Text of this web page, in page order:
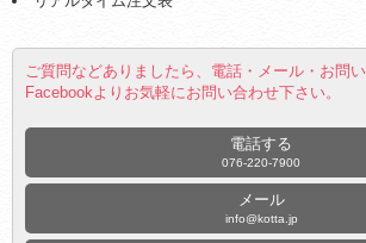
ご質問などありましたら、電話・メール・お問
Facebookよりお気軽にお問い合わせ下さい。
電話する
076-220-7900
メール
info@kotta.jp